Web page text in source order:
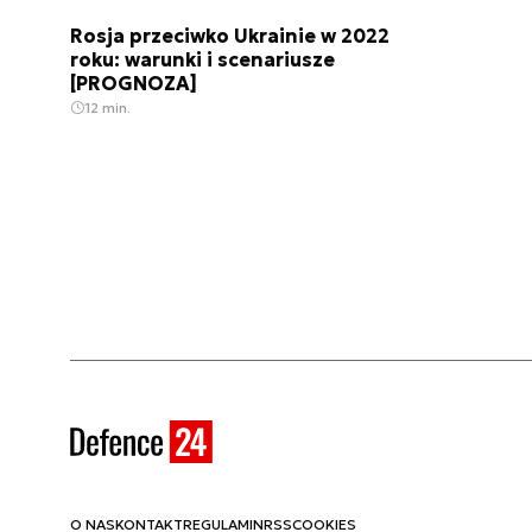
Rosja przeciwko Ukrainie w 2022
roku: warunki i scenariusze
[PROGNOZA]
12 min.
O NASKONTAKTREGULAMINRSSCOOKIES